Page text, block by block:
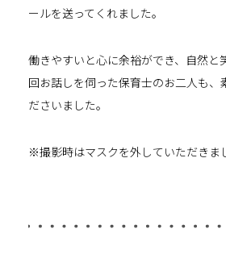
ールを送ってくれました。
働きやすいと心に余裕ができ、自然と
回お話しを伺った保育士のお二人も、
ださいました。
※撮影時はマスクを外していただきま